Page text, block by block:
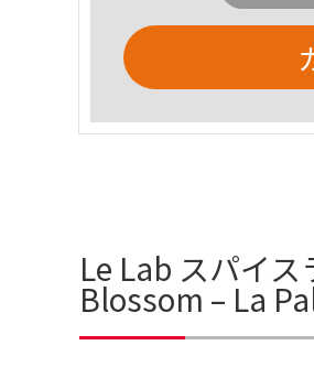
Le Lab スパイ
Blossom – La